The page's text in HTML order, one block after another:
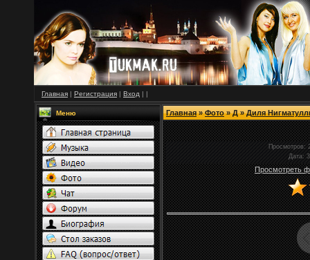
Главная | Регистрация | Вход | |
Меню Главная»Фото»Д »Диля
Просмотров:
Дата:
Просмотреть